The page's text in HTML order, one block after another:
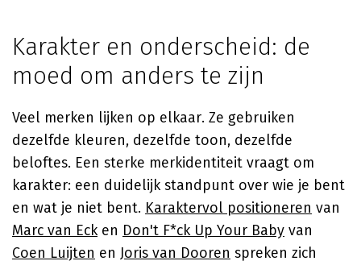
Karakter en onderscheid: de
moed om anders te zijn
Veel merken lijken op elkaar. Ze gebruiken
dezelfde kleuren, dezelfde toon, dezelfde
beloftes. Een sterke merkidentiteit vraagt om
karakter: een duidelijk standpunt over wie je bent
en wat je niet bent. Karaktervol positioneren van
Marc van Ecken Don't F*ck Up Your Baby van
Coen Luijten en Joris van Dooren spreken zich